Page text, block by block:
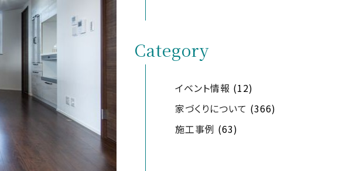
Category
イベント情報 (12)
家づくりについて (366)
施工事例 (63)